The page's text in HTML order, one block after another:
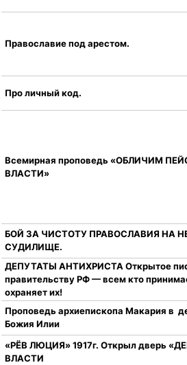
Православие под арестом.
Про личный код.
Всемирная проповедь «ОБЛИЧИМ
ВЛАСТИ»
БОЙ ЗА ЧИСТОТУ ПРАВОСЛАВИЯ НА
СУДИЛИЩЕ.
ДЕПУТАТЫ АНТИХРИСТА Открытое
правительству РФ — всем кто
охраняет их!
Проповедь архиепископа Макария в
Божия Илии
«РЁВ ЛЮЦИЯ» 1917г. Открыл дверь
ВЛАСТИ